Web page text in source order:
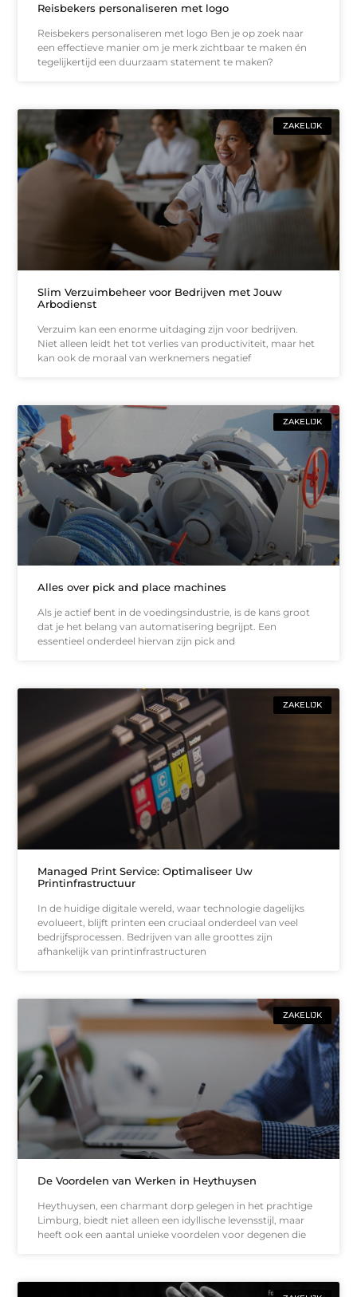
Reisbekers personaliseren met logo
Reisbekers personaliseren met logo Ben je op zoek naar
een effectieve manier om je merk zichtbaar te maken én
tegelijkertijd een duurzaam statement te maken?
ZAKELIJK
Slim Verzuimbeheer voor Bedrijven met Jouw
Arbodienst
Verzuim kan een enorme uitdaging zijn voor bedrijven.
Niet alleen leidt het tot verlies van productiviteit, maar het
kan ook de moraal van werknemers negatief
ZAKELIJK
Alles over pick and place machines
Als je actief bent in de voedingsindustrie, is de kans groot
dat je het belang van automatisering begrijpt. Een
essentieel onderdeel hiervan zijn pick and
ZAKELIJK
Managed Print Service: Optimaliseer Uw
Printinfrastructuur
In de huidige digitale wereld, waar technologie dagelijks
evolueert, blijft printen een cruciaal onderdeel van veel
bedrijfsprocessen. Bedrijven van alle groottes zijn
afhankelijk van printinfrastructuren
ZAKELIJK
De Voordelen van Werken in Heythuysen
Heythuysen, een charmant dorp gelegen in het prachtige
Limburg, biedt niet alleen een idyllische levensstijl, maar
heeft ook een aantal unieke voordelen voor degenen die